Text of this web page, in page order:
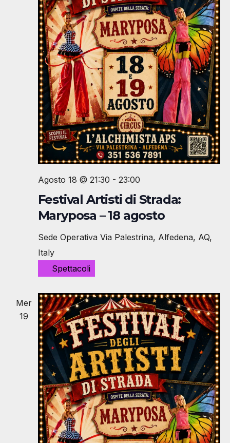
Festival Artisti di Strada:
Maryposa – 18 agosto
Agosto 18 @ 21:30 - 23:00
Sede Operativa Via Palestrina, Alfedena, AQ,
Italy
Spettacoli
Mer
19